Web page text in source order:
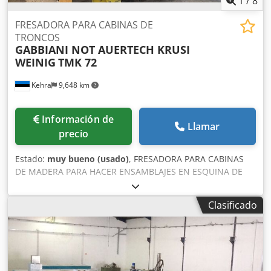
Kehra 9,648 km
FRESADORA PARA CABINAS DE
TRONCOS
GABBIANI NOT AUERTECH KRUSI
WEINIG TMK 72
Información de
precio
Llamar
Estado: muy bueno (usado), FRESADORA PARA CABINAS
DE MADERA PARA HACER ENSAMBLAJES EN ESQUINA DE
CHALET MEDIANTE EL MECANIZADO DE LAS CUATRO
CARAS DE LA VIGA DE TRONCO. LONGITUD MÁXIMA DEL
TRONCO 6000MM (DISTANCIA ENTRE APOYOS 5770 MM)
LONGITUD MÍNIMA 450 MM 4 CABEZALES DE FRESADO POR
LADO (2 LADOS) CAPACIDAD DE 3 CICLOS POR MINUTO
ANCHO MÁXIMO 250 MM GROSOR MÁXIMO 140 MM
EQUIPADA CON HERRAMIENTAS AJUSTABLES ADECUADAS
Clasificado